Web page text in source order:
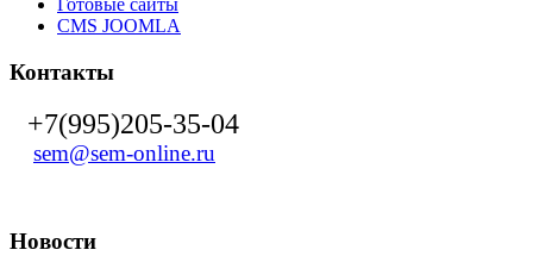
Готовые сайты
CMS JOOMLA
Контакты
+7(995)205-35-04
sem@sem-online.ru
Новости